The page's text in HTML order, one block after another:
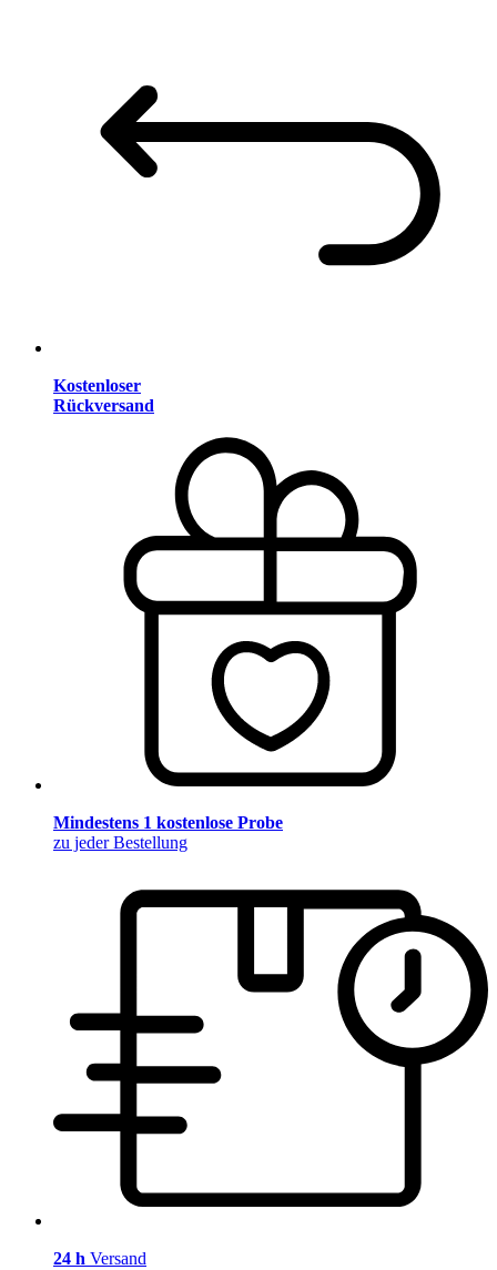
Kostenloser
Rückversand
Mindestens 1 kostenlose Probe
zu jeder Bestellung
24 h Versand